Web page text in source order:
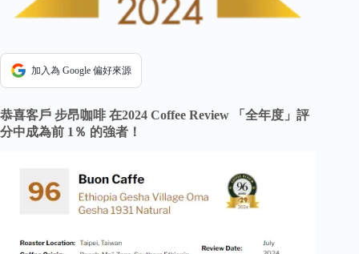
加入為 Google 偏好來源
恭喜客戶 步昂咖啡 在2024 Coffee Review 「全年度」評
分中成為前 1％ 的強者！